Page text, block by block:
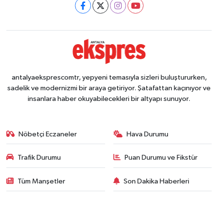
antalyaeksprescomtr, yepyeni temasıyla sizleri buluştururken,
sadelik ve modernizmi bir araya getiriyor. Şatafattan kaçınıyor ve
insanlara haber okuyabilecekleri bir altyapı sunuyor.
Nöbetçi Eczaneler Hava Durumu
Trafik Durumu Puan Durumu ve Fikstür
Tüm Manşetler Son Dakika Haberleri